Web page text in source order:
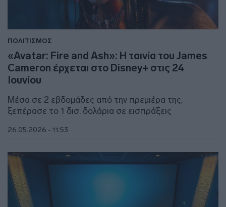
ΠΟΛΙΤΙΣΜΟΣ
«Avatar: Fire and Ash»: Η ταινία του James
Cameron έρχεται στο Disney+ στις 24
Ιουνίου
Μέσα σε 2 εβδομάδες από την πρεμιέρα της,
ξεπέρασε το 1 δισ. δολάρια σε εισπράξεις
26.05.2026 - 11:53